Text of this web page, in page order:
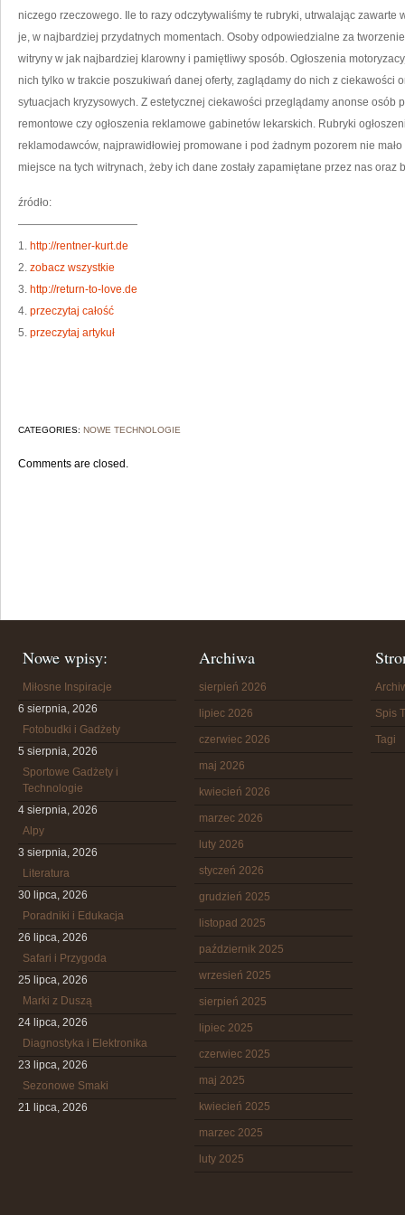
W
niczego rzeczowego. Ile to razy odczytywaliśmy te rubryki, utrwalając
je, w najbardziej przydatnych momentach. Osoby odpowiedzialne za
witryny w jak najbardziej klarowny i pamiętliwy sposób. Ogłoszenia
nich tylko w trakcie poszukiwań danej oferty, zaglądamy do nich z ciekawości
sytuacjach kryzysowych. Z estetycznej ciekawości przeglądamy anonse osób
remontowe czy ogłoszenia reklamowe gabinetów lekarskich. Rubryki
reklamodawców, najprawidłowiej promowane i pod żadnym pozorem nie
miejsce na tych witrynach, żeby ich dane zostały zapamiętane przez nas oraz
źródło:
———————————
1. http://rentner-kurt.de
2. zobacz wszystkie
3. http://return-to-love.de
4. przeczytaj całość
5. przeczytaj artykuł
CATEGORIES: NOWE TECHNOLOGIE
Comments are closed.
Nowe wpisy:
Miłosne Inspiracje
6 sierpnia, 2026
Fotobudki i Gadżety
5 sierpnia, 2026
Sportowe Gadżety i
Technologie
4 sierpnia, 2026
Alpy
3 sierpnia, 2026
Literatura
30 lipca, 2026
Poradniki i Edukacja
26 lipca, 2026
Safari i Przygoda
25 lipca, 2026
Marki z Duszą
24 lipca, 2026
Diagnostyka i Elektronika
23 lipca, 2026
Sezonowe Smaki
21 lipca, 2026
Archiwa
sierpień 2026
lipiec 2026
czerwiec 2026
maj 2026
kwiecień 2026
marzec 2026
luty 2026
styczeń 2026
grudzień 2025
listopad 2025
październik 2025
wrzesień 2025
sierpień 2025
lipiec 2025
czerwiec 2025
maj 2025
kwiecień 2025
marzec 2025
luty 2025
Spis
Tagi